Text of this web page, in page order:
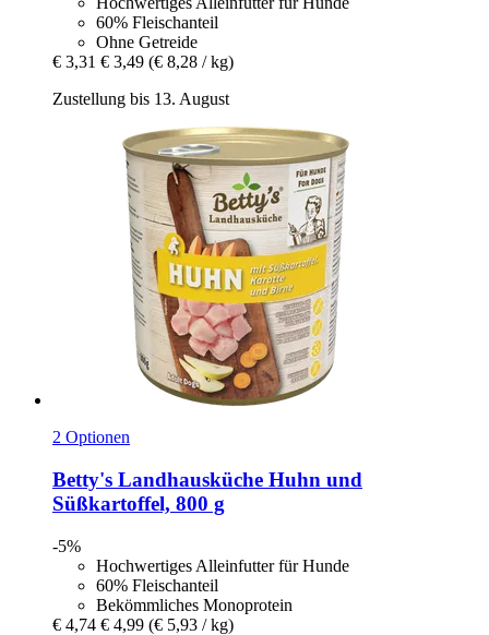
60% Fleischanteil
Ohne Getreide
€ 3,31 € 3,49 (€ 8,28 / kg)
Zustellung bis 13. August
2 Optionen
Betty's Landhausküche Huhn und
Süßkartoffel, 800 g
-5%
Hochwertiges Alleinfutter für Hunde
60% Fleischanteil
Bekömmliches Monoprotein
€ 4,74 € 4,99 (€ 5,93 / kg)